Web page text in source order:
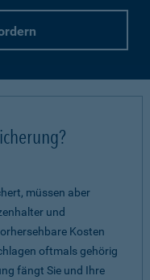
müssen aber
und
Kosten
oftmals gehörig
fängt Sie und Ihre